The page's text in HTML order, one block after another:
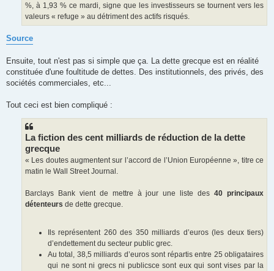
%, à 1,93 % ce mardi, signe que les investisseurs se tournent vers les
valeurs « refuge » au détriment des actifs risqués.
Source
Ensuite, tout n'est pas si simple que ça. La dette grecque est en réalité
constituée d'une foultitude de dettes. Des institutionnels, des privés, des
sociétés commerciales, etc...
Tout ceci est bien compliqué :
La fiction des cent milliards de réduction de la dette
grecque
« Les doutes augmentent sur l’accord de l’Union Européenne », titre ce
matin le Wall Street Journal.
Barclays Bank vient de mettre à jour une liste des40 principaux
détenteurs de dette grecque.
Ils représentent 260 des 350 milliards d’euros (les deux tiers)
d’endettement du secteur public grec.
Au total, 38,5 milliards d’euros sont répartis entre 25 obligataires
qui ne sont ni grecs ni publicsce sont eux qui sont vises par la